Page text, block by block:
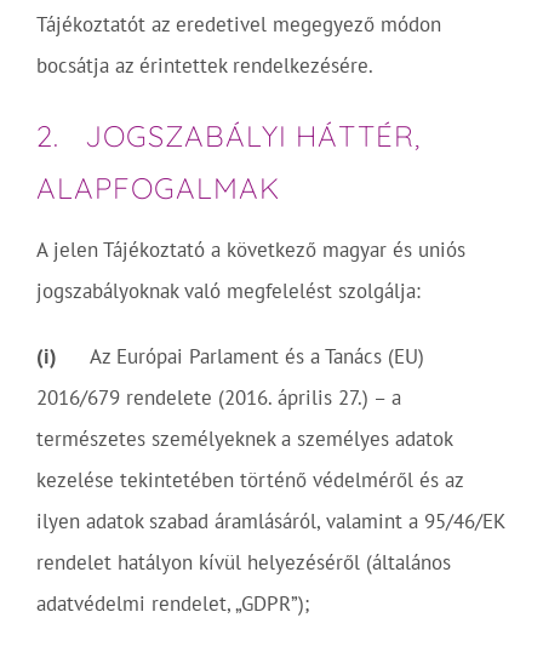
Tájékoztatót az eredetivel megegyező módon
bocsátja az érintettek rendelkezésére.
2. JOGSZABÁLYI HÁTTÉR,
ALAPFOGALMAK
A jelen Tájékoztató a következő magyar és uniós
jogszabályoknak való megfelelést szolgálja:
(i)
Az Európai Parlament és a Tanács (EU)
2016/679 rendelete (2016. április 27.) – a
természetes személyeknek a személyes adatok
kezelése tekintetében történő védelméről és az
ilyen adatok szabad áramlásáról, valamint a 95/46/EK
rendelet hatályon kívül helyezéséről (általános
adatvédelmi rendelet, „GDPR”);